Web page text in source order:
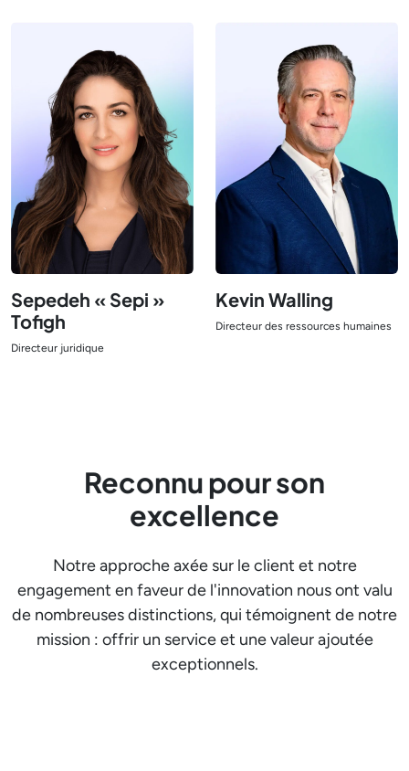
Sepedeh « Sepi »
Tofigh
Directeur juridique
Kevin Walling
Directeur des ressources humaines
Reconnu pour son
excellence
Notre approche axée sur le client et notre
engagement en faveur de l'innovation nous ont valu
de nombreuses distinctions, qui témoignent de notre
mission : offrir un service et une valeur ajoutée
exceptionnels.